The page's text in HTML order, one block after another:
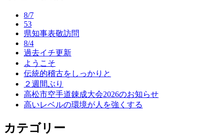
8/7
53
県知事表敬訪問
8/4
過去イチ更新
ようこそ
伝統的稽古をしっかりと
２週間ぶり
高松市空手道錬成大会2026のお知らせ
高いレベルの環境が人を強くする
カテゴリー